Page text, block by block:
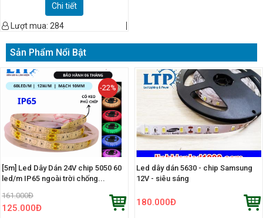
Chi tiết
Lượt mua: 284
Sản Phẩm Nổi Bật
-22%
[5m] Led Dây Dán 24V chip 5050 60
led/m IP65 ngoài trời chống...
161.000Đ
125.000Đ
Led dây dán 5630 - chip Samsung
12V - siêu sáng
180.000Đ